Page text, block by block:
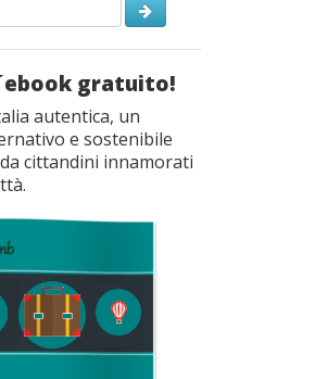
gratuito!
autentica, un
e sostenibile
cittandini innamorati